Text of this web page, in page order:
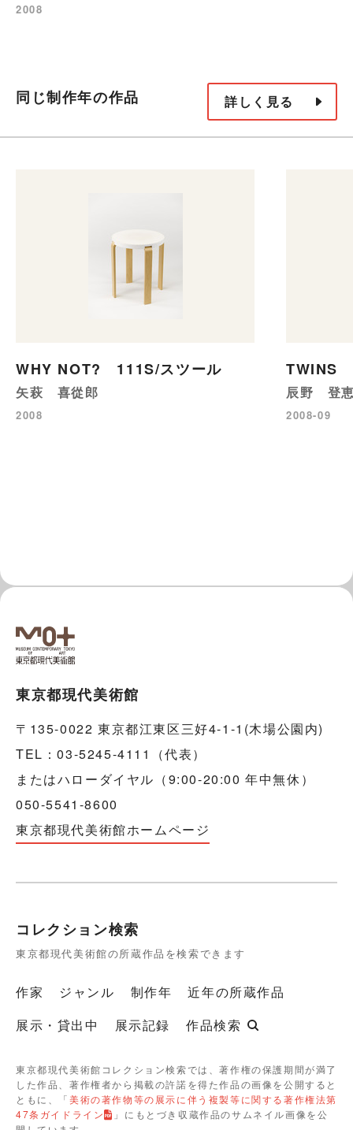
2008
同じ制作年の作品 詳しく見る
WHY NOT? 111S/スツール
矢萩 喜從郎
2008
TWINS
辰野 登
2008-09
東京都現代美術館
〒135-0022 東京都江東区三好4-1-1(木場公園内)
TEL：03-5245-4111（代表）
またはハローダイヤル（9:00-20:00 年中無休）
050-5541-8600
東京都現代美術館ホームページ
コレクション検索
東京都現代美術館の所蔵作品を検索できます
作家 ジャンル 制作年
近年の所蔵作品
展示・貸出中
展示記録 作品検索
東京都現代美術館コレクション検索では、著作権の保護期間が満了
した作品、著作権者から掲載の許諾を得た作品の画像を公開すると
ともに、「美術の著作物等の展示に伴う複製等に関する著作権法第
47条ガイドライン
」にもとづき収蔵作品のサムネイル画像を公